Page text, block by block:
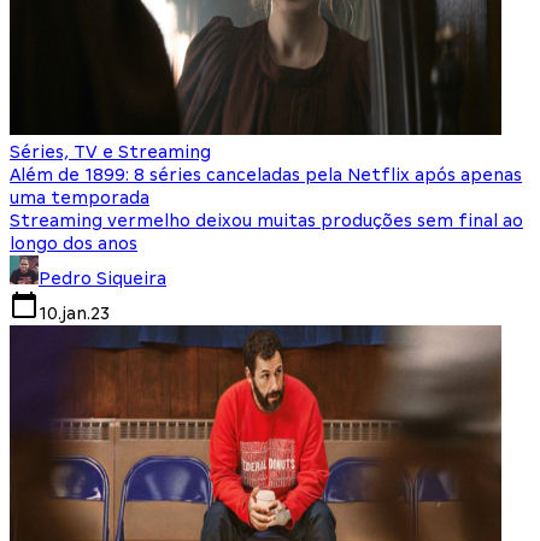
Séries, TV e Streaming
Além de 1899: 8 séries canceladas pela Netflix após apenas
uma temporada
Streaming vermelho deixou muitas produções sem final ao
longo dos anos
Pedro Siqueira
10.jan.23